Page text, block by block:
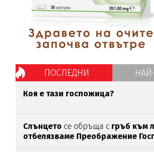
ПОСЛЕДНИ
Коя е тази госпожица?
Слънцето се обръща с гръб към
отбелязваме Преображение